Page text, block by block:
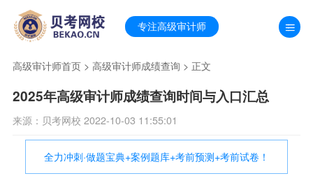
专注高级审计师
高级审计师首页> 高级审计师成绩查询 > 正文
2025年高级审计师成绩查询时间与入口汇总
来源：贝考网校 2022-10-03 11:55:01
全力冲刺·做题宝典+案例题库+考前预测+考前试卷！